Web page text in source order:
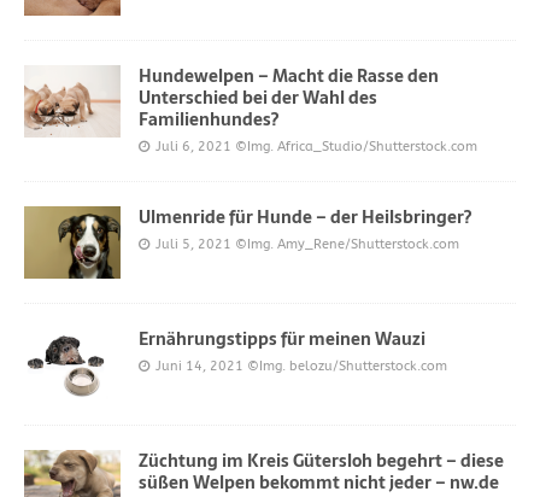
Hundewelpen – Macht die Rasse den
Unterschied bei der Wahl des
Familienhundes?
Juli 6, 2021 ©Img. Africa_Studio/Shutterstock.com
Ulmenride für Hunde – der Heilsbringer?
Juli 5, 2021 ©Img. Amy_Rene/Shutterstock.com
Ernährungstipps für meinen Wauzi
Juni 14, 2021 ©Img. belozu/Shutterstock.com
Züchtung im Kreis Gütersloh begehrt – diese
süßen Welpen bekommt nicht jeder – nw.de